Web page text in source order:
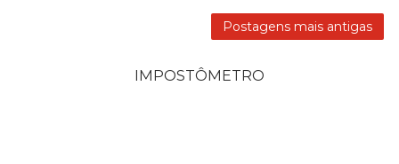
Postagens mais antigas
IMPOSTÔMETRO